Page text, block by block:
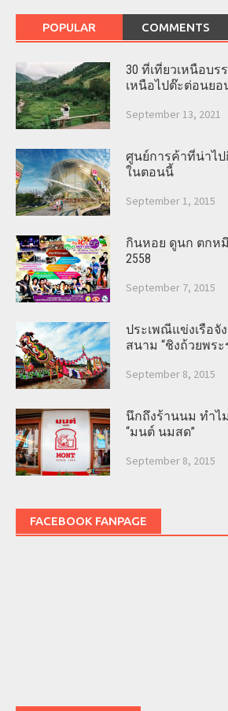
POPULAR COMMENTS
30 ที่เที่ยวเหนือบ
เหนือไปต๊ะต่อนย
September 13, 2021
ศูนย์การค้าที่น่าไ
ในตอนนี้
September 1, 2015
กินหอย ดูนก ตกห
2558
September 7, 2015
ประเพณีแข่งเรือจั
สนาม “ชิงถ้วยพระ
September 8, 2015
นึกถึงร้านนม ทำไ
“มนต์ นมสด”
September 8, 2015
FACEBOOK FANPAGE